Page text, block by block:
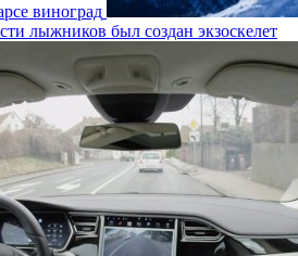
виноград
лыжников был создан экзоскелет